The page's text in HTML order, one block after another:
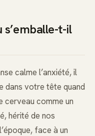
t-il
calme l’anxiété, il
dans votre tête quand
cerveau comme un
hérité de nos
face à un